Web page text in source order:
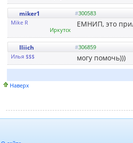
miker1 #300583
Mike R
Иркутск
ЕМНИП, это
Iliich #306859
Илья $$$
могу помочь)))
Наверх